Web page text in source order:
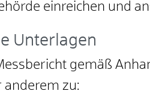
einreichen und
Unterlagen
gemäß
anderem zu: